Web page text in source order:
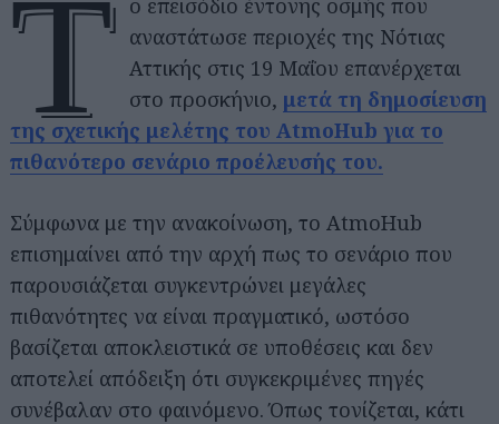
Τ
ο επεισόδιο έντονης οσμής που
αναστάτωσε περιοχές της Νότιας
Αττικής στις 19 Μαΐου επανέρχεται
στο προσκήνιο, μετά τη δημοσίευση
της σχετικής μελέτης του AtmoHub για το
πιθανότερο σενάριο προέλευσής του.
Σύμφωνα με την ανακοίνωση, το AtmoHub
επισημαίνει από την αρχή πως το σενάριο που
παρουσιάζεται συγκεντρώνει μεγάλες
πιθανότητες να είναι πραγματικό, ωστόσο
βασίζεται αποκλειστικά σε υποθέσεις και δεν
αποτελεί απόδειξη ότι συγκεκριμένες πηγές
συνέβαλαν στο φαινόμενο. Όπως τονίζεται, κάτι